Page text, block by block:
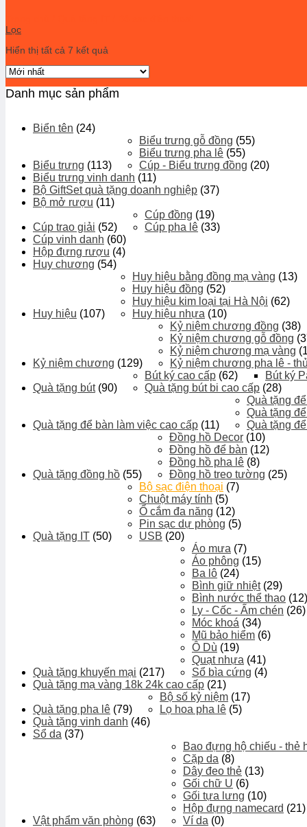
Lọc
Hiển thị tất cả 7 kết quả
Danh mục sản phẩm
Biển tên (24)
Biểu trưng (113)
Biểu trưng gỗ đồng (55)
Biểu trưng pha lê (55)
Cúp - Biểu trưng đồng (20)
Biểu trưng vinh danh (11)
Bộ GiftSet quà tặng doanh nghiệp (37)
Bộ mở rượu (11)
Cúp trao giải (52)
Cúp đồng (19)
Cúp pha lê (33)
Cúp vinh danh (60)
Hộp đựng rượu (4)
Huy chương (54)
Huy hiệu (107)
Huy hiệu bằng đồng mạ vàng (13)
Huy hiệu đồng (52)
Huy hiệu kim loại tại Hà Nội (62)
Huy hiệu nhựa (10)
Kỷ niệm chương (129)
Kỷ niệm chương đồng (38)
Kỷ niệm chương gỗ đồng
Kỷ niệm chương mạ vàng
Kỷ niệm chương pha lê -
Quà tặng bút (90)
Bút ký cao cấp (62) Bút ký
Quà tặng bút bi cao cấp (28)
Quà tặng để bàn làm việc cao cấp (11)
Quà tặng
Quà tặng
Quà tặng
Quà tặng đồng hồ (55)
Đồng hồ Decor (10)
Đồng hồ để bàn (12)
Đồng hồ pha lê (8)
Đồng hồ treo tường (25)
Quà tặng IT (50)
Bộ sạc điện thoại (7)
Chuột máy tính (5)
Ổ cắm đa năng (12)
Pin sạc dự phòng (5)
USB (20)
Quà tặng khuyến mại (217)
Áo mưa (7)
Áo phông (15)
Ba lô (24)
Bình giữ nhiệt (29)
Bình nước thể thao (12)
Ly - Cốc - Ấm chén (26)
Móc khoá (34)
Mũ bảo hiểm (6)
Ô Dù (19)
Quạt nhựa (41)
Sổ bìa cứng (4)
Quà tặng mạ vàng 18k 24k cao cấp (21)
Quà tặng pha lê (79)
Bộ số kỷ niệm (17)
Lọ hoa pha lê (5)
Quà tặng vinh danh (46)
Sổ da (37)
Vật phẩm văn phòng (63)
Bao đựng hộ chiếu - thẻ
Cặp da (8)
Dây đeo thẻ (13)
Gối chữ U (6)
Gối tựa lưng (10)
Hộp đựng namecard (21)
Ví da (0)